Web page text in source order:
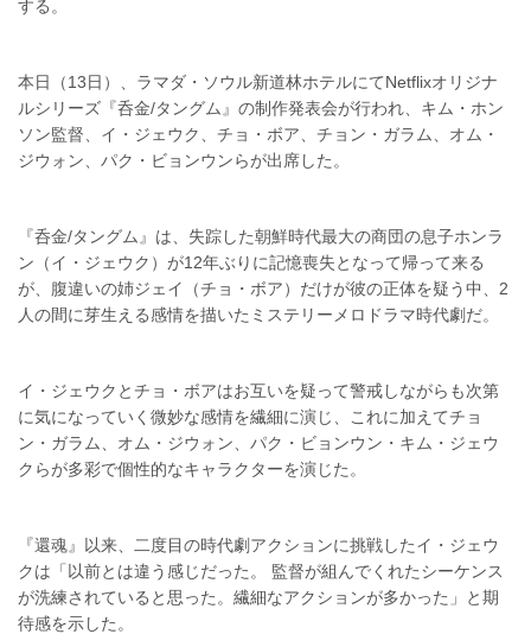
する。
本日（13日）、ラマダ・ソウル新道林ホテルにてNetflixオリジナ
ルシリーズ『呑金/タングム』の制作発表会が行われ、キム・ホン
ソン監督、イ・ジェウク、チョ・ボア、チョン・ガラム、オム・
ジウォン、パク・ビョンウンらが出席した。
『呑金/タングム』は、失踪した朝鮮時代最大の商団の息子ホンラ
ン（イ・ジェウク）が12年ぶりに記憶喪失となって帰って来る
が、腹違いの姉ジェイ（チョ・ボア）だけが彼の正体を疑う中、2
人の間に芽生える感情を描いたミステリーメロドラマ時代劇だ。
イ・ジェウクとチョ・ボアはお互いを疑って警戒しながらも次第
に気になっていく微妙な感情を繊細に演じ、これに加えてチョ
ン・ガラム、オム・ジウォン、パク・ビョンウン・キム・ジェウ
クらが多彩で個性的なキャラクターを演じた。
『還魂』以来、二度目の時代劇アクションに挑戦したイ・ジェウ
クは「以前とは違う感じだった。 監督が組んでくれたシーケンス
が洗練されていると思った。繊細なアクションが多かった」と期
待感を示した。